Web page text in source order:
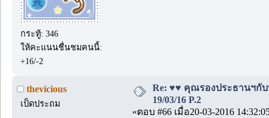
กระทู้: 346
ให้คะแนนชื่นชมคนนี้:
+16/-2
thevicious
เป็ดประถม
Re: ♥♥ คุณรองประธานฯกั
19/03/16 P.2
«ตอบ #66 เมื่อ20-03-2016